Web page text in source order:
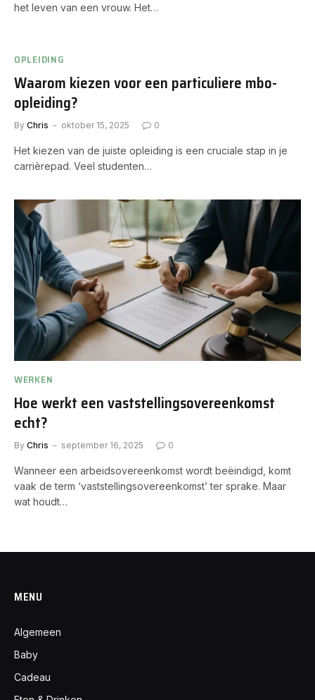
het leven van een vrouw. Het…
OPLEIDING
Waarom kiezen voor een particuliere mbo-
opleiding?
By Chris oktober 15, 2025 0
Het kiezen van de juiste opleiding is een cruciale stap in je
carrièrepad. Veel studenten…
WERKEN
Hoe werkt een vaststellingsovereenkomst
echt?
By Chris september 16, 2025 0
Wanneer een arbeidsovereenkomst wordt beëindigd, komt
vaak de term ‘vaststellingsovereenkomst’ ter sprake. Maar
wat houdt…
MENU
Algemeen
Baby
Cadeau